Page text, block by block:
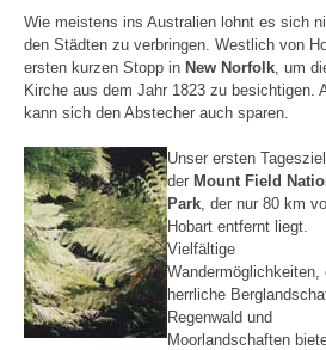
Wie meistens ins Australien lohnt es sich
den Städten zu verbringen. Westlich von
ersten kurzen Stopp in New Norfolk , um
Kirche aus dem Jahr 1823 zu besichtigen.
kann sich den Abstecher auch sparen.
Unser ersten
der Mount Field
Park , der nur 80 km
Hobart entfernt liegt.
Vielfältige
Wandermöglichkeiten,
herrliche
Regenwald und
Moorlandschaften